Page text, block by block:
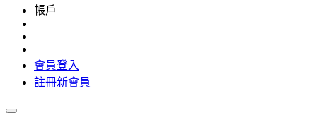
帳戶
會員登入
註冊新會員